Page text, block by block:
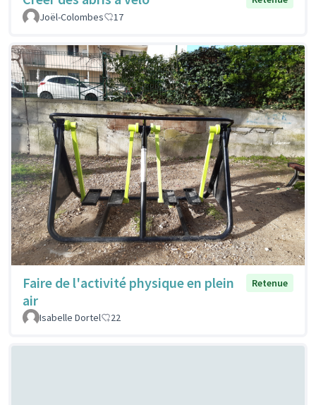
Joël-Colombes
17
Faire de l'activité physique en plein
air
Retenue
Isabelle Dortel 22